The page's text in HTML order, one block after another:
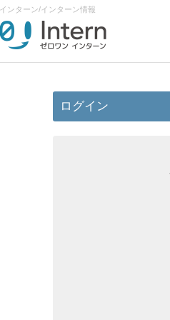
インターン/インターン情報
ログイン